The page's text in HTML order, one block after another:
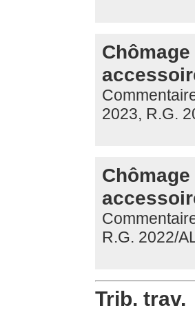
2023, R.G.
R.G. 2022/
Trib. trav.